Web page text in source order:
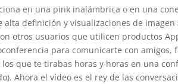
en una pink inalámbrica o en una
alta definición y visualizaciones de
otros usuarios que utilicen productos
para comunicarte con amigos,
que te tirabas horas y horas en una
Ahora el vídeo es el rey de las